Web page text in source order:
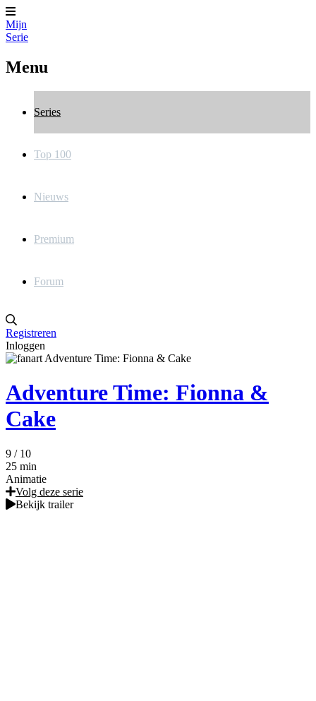
Mijn
Serie
Menu
Series
Top 100
Nieuws
Premium
Forum
Registreren
Inloggen
Adventure Time: Fionna &
Cake
9 / 10
25 min
Animatie
Volg deze serie
Bekijk trailer